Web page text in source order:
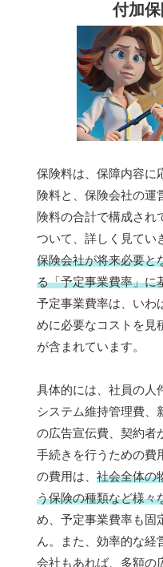
付加
保険料は、保障内容に
険料と、保険会社の運
険料の合計で構成され
ついて、詳しく見てい
保険会社が将来必要と
る「予定事業費率」に
予定事業費率は、いわ
めに必要なコストを見
が含まれています。
具体的には、社員の人
システム維持管理費、
の広告宣伝費、契約者
手続きを行うための費
の費用は、 社会全体の
う保険の種類など様々
め、予定事業費率も固
ん。また、効率的な経
会社もあれば、多額の